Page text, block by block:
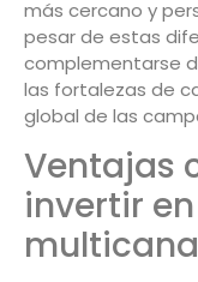
más cercano y
pesar de estas
complementarse
las fortalezas de
global de las
Ventajas
invertir